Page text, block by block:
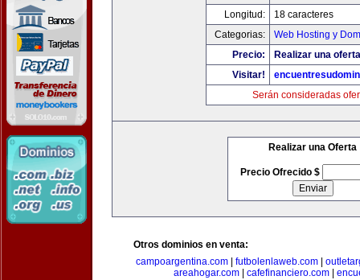
Longitud:
18 caracteres
Categorias:
Web Hosting y
Precio:
Realizar una
Visitar!
Serán consideradas
Realizar una Oferta
Precio Ofrecido $
Otros dominios en venta:
campoargentina.com| futbolenlaweb.com|
areahogar.com| cafefinanciero.com|